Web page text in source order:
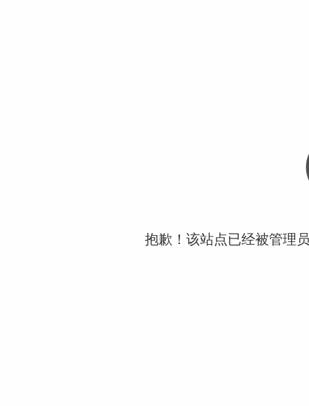
抱歉！该站点已经被管理